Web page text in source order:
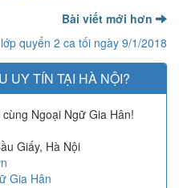
Bài viết mới hơn
quyển 2 ca tối ngày 9/1/2018
UY TÍN TẠI HÀ NỘI?
Ngoại Ngữ Gia Hân!
Giấy, Hà Nội
Gia Hân